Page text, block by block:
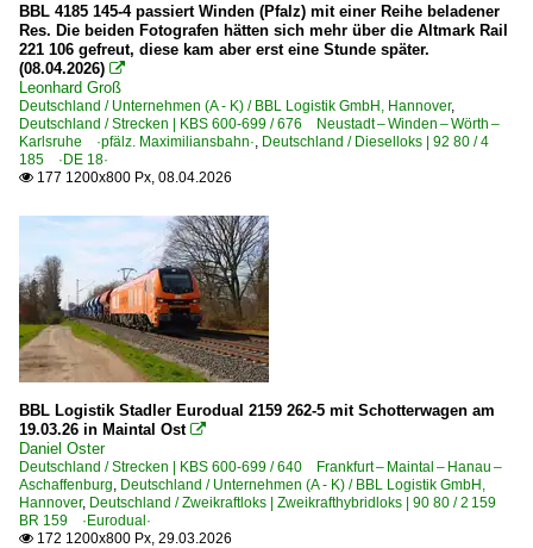
BBL 4185 145-4 passiert Winden (Pfalz) mit einer Reihe beladener
Res. Die beiden Fotografen hätten sich mehr über die Altmark Rail
221 106 gefreut, diese kam aber erst eine Stunde später.
(08.04.2026) 
Leonhard Groß
Deutschland / Unternehmen (A - K) / BBL Logistik GmbH, Hannover,
Deutschland / Strecken | KBS 600-699 / 676 Neustadt – Winden – Wörth –
Karlsruhe ·pfälz. Maximiliansbahn· Deutschland / Dieselloks | 92 80 / 4
185 ·DE 18·
 177 1200x800 Px, 08.04.2026
BBL Logistik Stadler Eurodual 2159 262-5 mit Schotterwagen am
19.03.26 in Maintal Ost 
Daniel Oster
Deutschland / Strecken | KBS 600-699 / 640 Frankfurt – Maintal – Hanau –
Aschaffenburg Deutschland / Unternehmen (A - K) / BBL Logistik GmbH,
Hannover, Deutschland / Zweikraftloks | Zweikrafthybridloks | 90 80 / 2 159
BR 159 ·Eurodual·
 172 1200x800 Px, 29.03.2026